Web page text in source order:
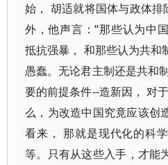
始， 胡适就将国体与政体排
外，他声言：“那些认为中
抵抗强暴， 和那些认为共和
愚蠢。无论君主制还是共和
要的前提条件--造新因， 对
么，为改造中国究竟应该创
看来， 那就是现代化的科
等。只有从这些入手，才能